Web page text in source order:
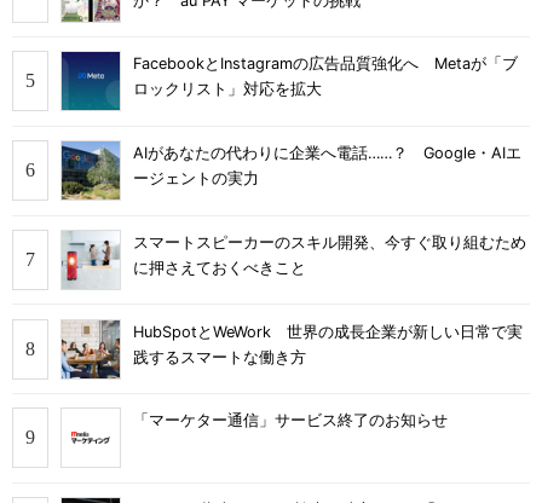
FacebookとInstagramの広告品質強化へ Metaが「ブ
ロックリスト」対応を拡大
AIがあなたの代わりに企業へ電話……？ Google・AIエ
ージェントの実力
スマートスピーカーのスキル開発、今すぐ取り組むため
に押さえておくべきこと
HubSpotとWeWork 世界の成長企業が新しい日常で実
践するスマートな働き方
「マーケター通信」サービス終了のお知らせ